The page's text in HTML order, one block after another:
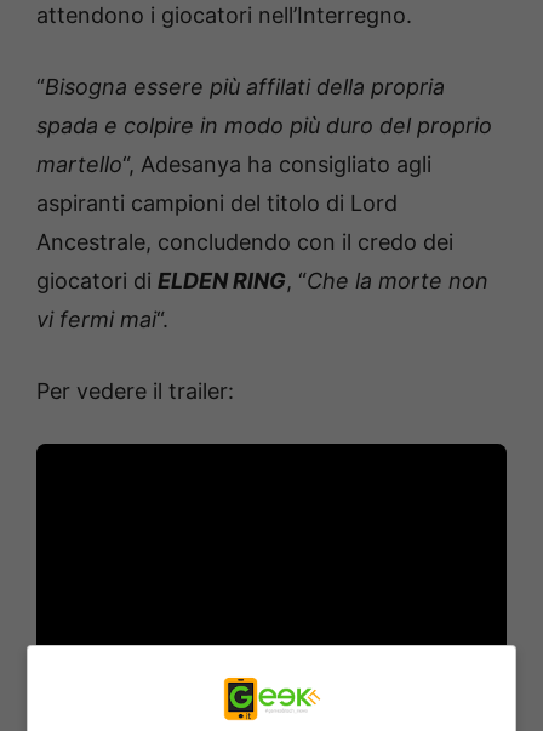
attendono i giocatori nell’Interregno.
“Bisogna essere più affilati della propria
spada e colpire in modo più duro del proprio
martello“, Adesanya ha consigliato agli
aspiranti campioni del titolo di Lord
Ancestrale, concludendo con il credo dei
giocatori di ELDEN RING, “Che la morte non
vi fermi mai“.
Per vedere il trailer: